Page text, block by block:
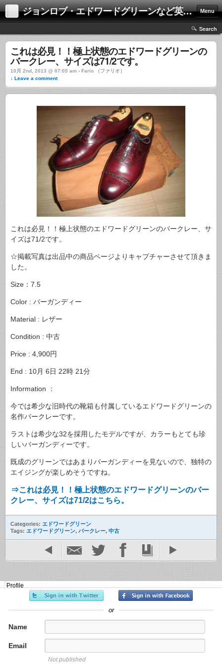
ジョンロブ・エドワードグリーンなど英国靴の激安中古通販情報ブログ Menu
Search
これは必見！！極上状態のエドワードグリーンの
バークレー、サイズは71/2です。
10月 2nd, 2013 @ 07:05 am › Fario （ファリオ）
↓ Leave a comment
これは必見！！極上状態のエドワードグリーンのバークレー、サ
イズは71/2です。
☆掲載写真は出品中の商品ページよりキャプチャーさせて頂きま
した。
Size：7.5
Color : バーガンディー
Material : レザー
Condition : 中古
Price : 4,900円
End : 10月 6日 22時 21分
Information ：
今では希少な旧時代の靴箱も付属しているエドワードグリーンの
名作バークレーです。
ラストは希少な32を採用したモデルですが、カラーもとても珍
しいバーガンディーです。
既成のグリーンではあまりバーガンディーを見ないので、独特の
エイジングが楽しめそうですね。
⇒これは必見！！極上状態のエドワードグリーンのバー
クレー、サイズは71/2はこちら。
Categories: エドワードグリーン
Tags: エドワードグリーン, バークレー, 中古
Profile
or
Name
Email
Not published